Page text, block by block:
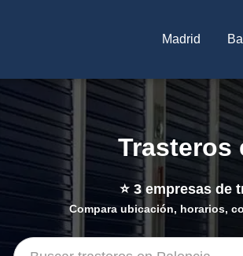
Madrid
Trasteros
⭐ 3empresas de
Compara ubicación, horarios,